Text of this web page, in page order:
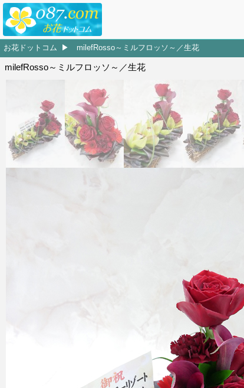
お花ドットコム milefRosso～ミルフロッソ～／生花
milefRosso～ミルフロッソ～／生花